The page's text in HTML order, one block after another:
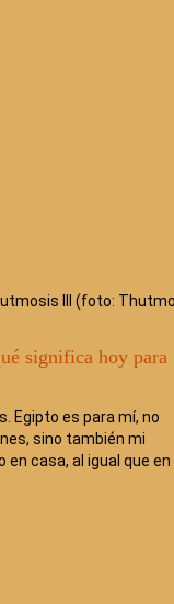
III (foto:
significa hoy para
Egipto es para mí, no
sino también mi
en casa, al igual que en